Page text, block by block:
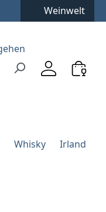
Weinwelt
Whisky Irland